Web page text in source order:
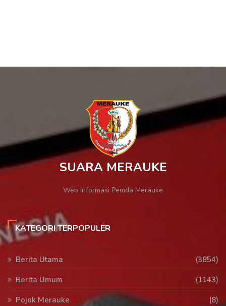
SUARA MERAUKE
Web Informasi Pemda Merauke
KATEGORI TERPOPULER
Berita Utama
(3854)
Berita Umum
(1143)
Pojok Merauke
(8)